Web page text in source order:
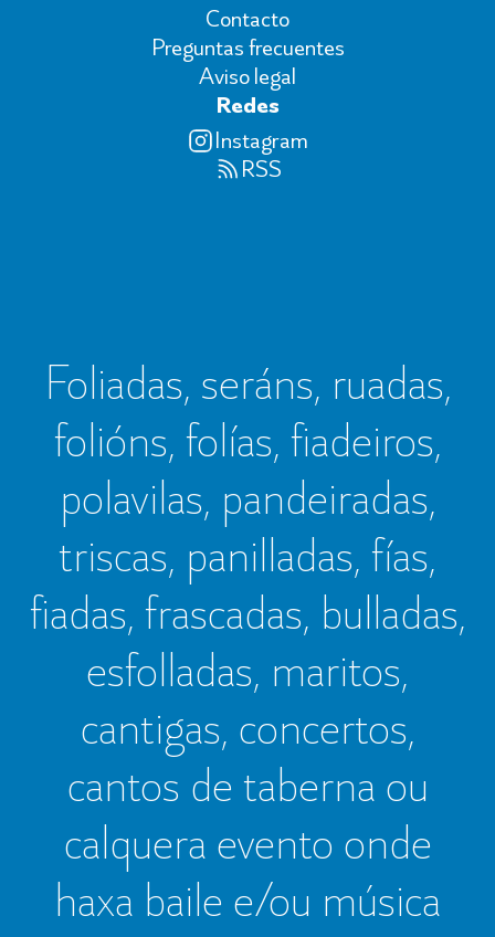
Contacto
Preguntas frecuentes
Aviso legal
Redes
Instagram
RSS
Foliadas, seráns, ruadas,
folións, folías, fiadeiros,
polavilas, pandeiradas,
triscas, panilladas, fías,
fiadas, frascadas, bulladas,
esfolladas, maritos,
cantigas, concertos,
cantos de taberna ou
calquera evento onde
haxa baile e/ou música